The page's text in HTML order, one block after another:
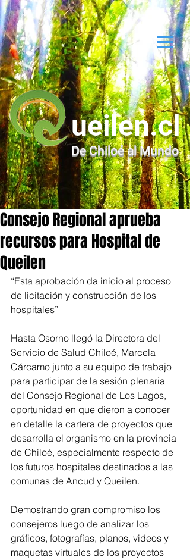
ueilen.cl
De Chiloé al Mundo
Consejo Regional aprueba
recursos para Hospital de
Queilen
“Esta aprobación da inicio al proceso
de licitación y construcción de los
hospitales”
Hasta Osorno llegó la Directora del
Servicio de Salud Chiloé, Marcela
Cárcamo junto a su equipo de trabajo
para participar de la sesión plenaria
del Consejo Regional de Los Lagos,
oportunidad en que dieron a conocer
en detalle la cartera de proyectos que
desarrolla el organismo en la provincia
de Chiloé, especialmente respecto de
los futuros hospitales destinados a las
comunas de Ancud y Queilen.
Demostrando gran compromiso los
consejeros luego de analizar los
gráficos, fotografías, planos, videos y
maquetas virtuales de los proyectos